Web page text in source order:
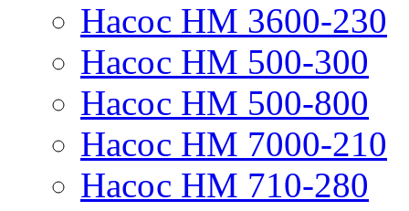
Насос НМ 3600-230
Насос НМ 500-300
Насос НМ 500-800
Насос НМ 7000-210
Насос НМ 710-280